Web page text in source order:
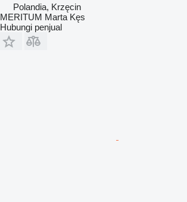
Polandia, Krzęcin
MERITUM Marta Kęs
Hubungi penjual